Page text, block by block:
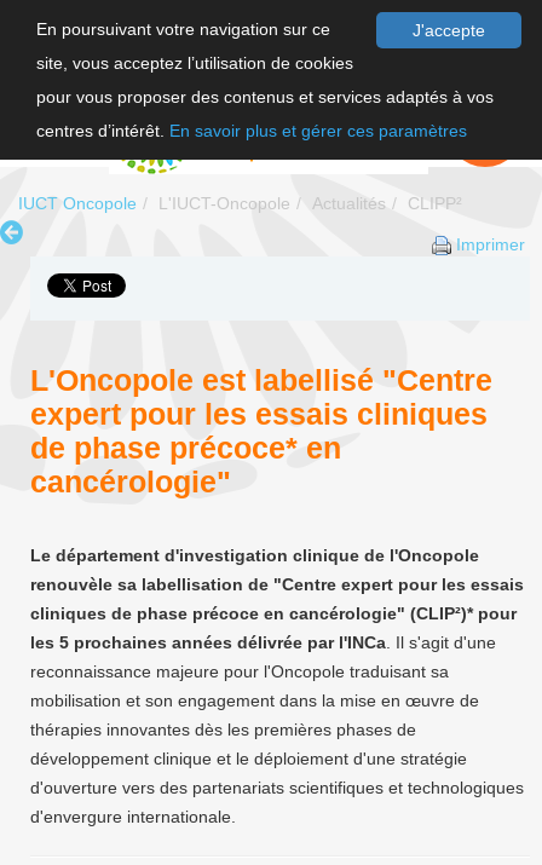
J'accepte
En poursuivant votre navigation sur ce
site, vous acceptez l’utilisation de cookies
pour vous proposer des contenus et services adaptés à vos
centres d’intérêt. En savoir plus et gérer ces paramètres
FAIRE UN
DON
IUCT Oncopole L'IUCT-Oncopole Actualités CLIPP²
Imprimer
L'Oncopole est labellisé "Centre
expert pour les essais cliniques
de phase précoce* en
cancérologie"
Le département d'investigation clinique de l'Oncopole
renouvèle sa labellisation de "Centre expert pour les essais
cliniques de phase précoce en cancérologie" (CLIP²)* pour
les 5 prochaines années délivrée par l'INCa . Il s'agit d'une
reconnaissance majeure pour l'Oncopole traduisant sa
mobilisation et son engagement dans la mise en œuvre de
thérapies innovantes dès les premières phases de
développement clinique et le déploiement d'une stratégie
d'ouverture vers des partenariats scientifiques et technologiques
d'envergure internationale.